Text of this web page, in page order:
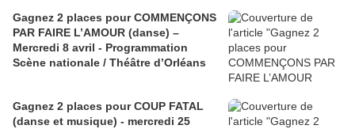
Gagnez 2 places pour COMMENÇONS
PAR FAIRE L’AMOUR (danse) –
Mercredi 8 avril - Programmation
Scène nationale / Théâtre d’Orléans
Gagnez 2 places pour COUP FATAL
(danse et musique) - mercredi 25